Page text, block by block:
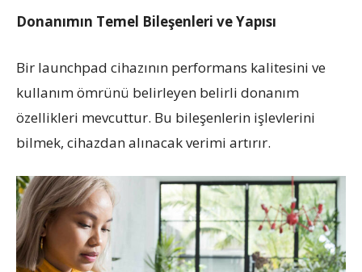
Donanımın Temel Bileşenleri ve Yapısı
Bir launchpad cihazının performans kalitesini ve
kullanım ömrünü belirleyen belirli donanım
özellikleri mevcuttur. Bu bileşenlerin işlevlerini
bilmek, cihazdan alınacak verimi artırır.